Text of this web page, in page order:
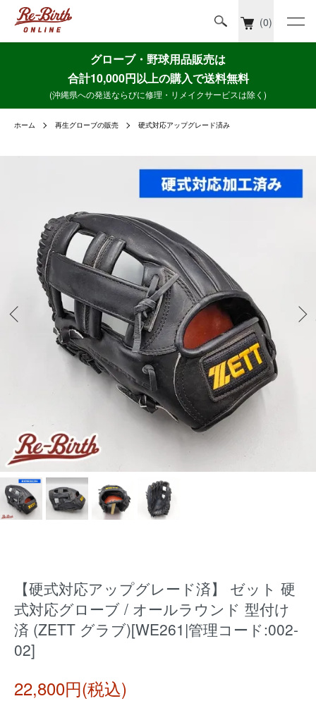
(0)
グローブ・野球用品販売は
合計10,000円以上の購入で送料無料
(沖縄県への発送ならびに修理・リメイクサービスは除く)
ホーム 再生グローブの販売 硬式対応アップグレード済み
【硬式対応アップグレード済】 ゼット 硬
式対応グローブ / オールラウンド 型付け
済 (ZETT グラブ)[WE261|管理コード:002-
02]
22,800円(税込)